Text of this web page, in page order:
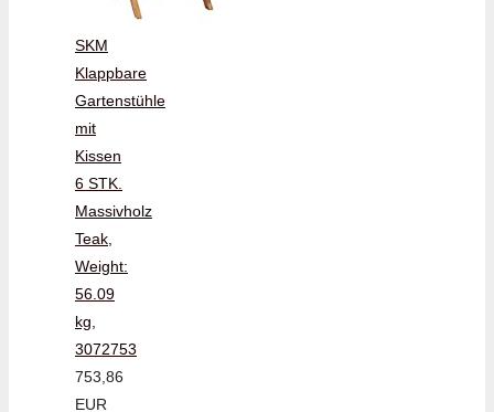
SKM
Klappbare
Gartenstühle
mit
Kissen
6 STK.
Massivholz
Teak,
Weight:
56.09
kg,
3072753
753,86
EUR